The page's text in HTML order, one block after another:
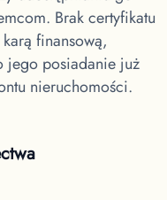
Brak certyfikatu
finansową,
jego posiadanie już
nieruchomości.